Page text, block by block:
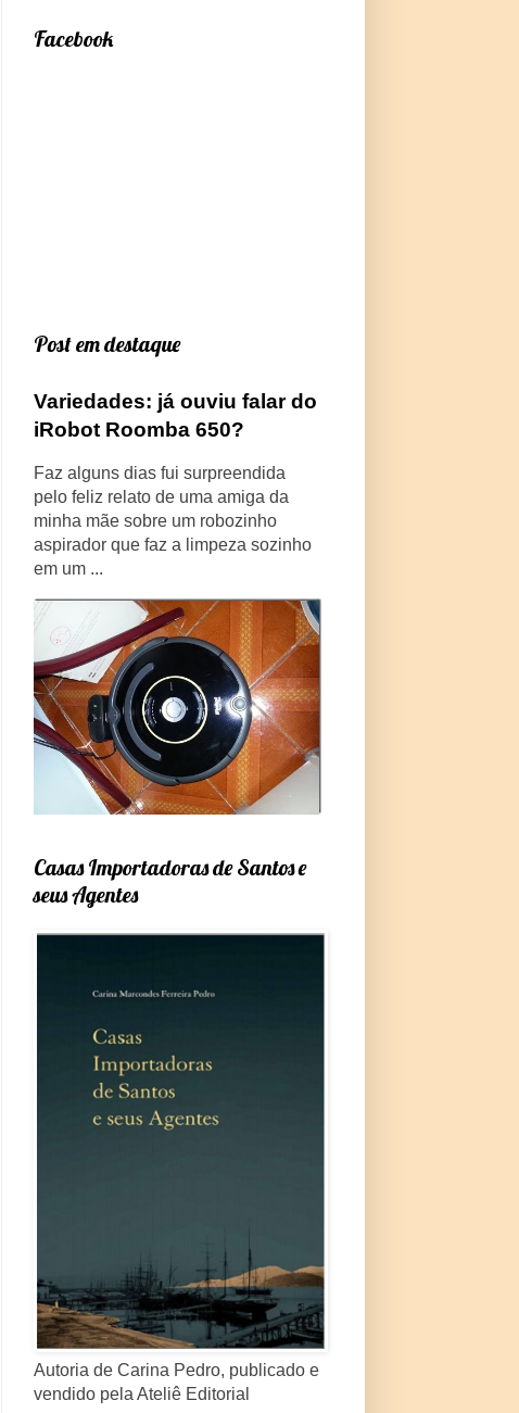
Facebook
Post em destaque
Variedades: já ouviu falar do
iRobot Roomba 650?
Faz alguns dias fui surpreendida
pelo feliz relato de uma amiga da
minha mãe sobre um robozinho
aspirador que faz a limpeza sozinho
em um ...
Casas Importadoras de Santos e
seus Agentes
Autoria de Carina Pedro, publicado e
vendido pela Ateliê Editorial